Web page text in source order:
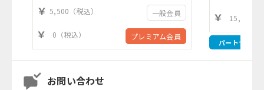
5,500（税込） 一般会員
0（税込） プレミアム会員
15,630（
パートナー
お問い合わせ